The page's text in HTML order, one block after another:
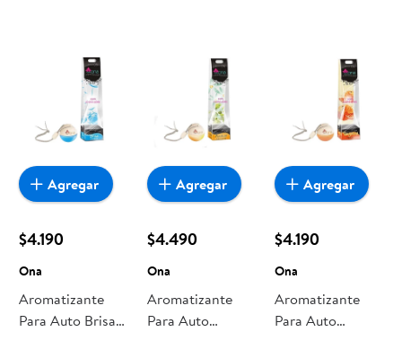
$4.190
Ona
Aromatizante
Para Auto Brisa 1
Agregar
$4.490
Ona
Aromatizante
Para Auto
Agregar
$4.190
Ona
Aromatizante
Para Auto
Agregar